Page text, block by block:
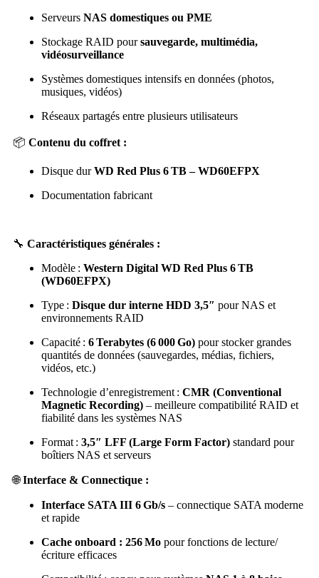
Serveurs NAS domestiques ou PME
Stockage RAID poursauvegarde, multimédia,
vidéosurveillance
Systèmes domestiques intensifs en données (photos,
musiques, vidéos)
Réseaux partagés entre plusieurs utilisateurs
📦 Contenu du coffret :
Disque durWD Red Plus 6 TB – WD60EFPX
Documentation fabricant
🔧 Caractéristiques générales :
Modèle : Western Digital WD Red Plus 6 TB
(WD60EFPX)
Type : Disque dur interne HDD 3,5″ pour NAS et
environnements RAID
Capacité : 6 Terabytes (6 000 Go) pour stocker grandes
quantités de données (sauvegardes, médias, fichiers,
vidéos, etc.)
Technologie d’enregistrement : CMR (Conventional
Magnetic Recording) – meilleure compatibilité RAID et
fiabilité dans les systèmes NAS
Format : 3,5″ LFF (Large Form Factor) standard pour
boîtiers NAS et serveurs
🌐Interface & Connectique :
Interface SATA III 6 Gb/s – connectique SATA moderne
et rapide
Cache onboard : 256 Mo pour fonctions de lecture/
écriture efficaces